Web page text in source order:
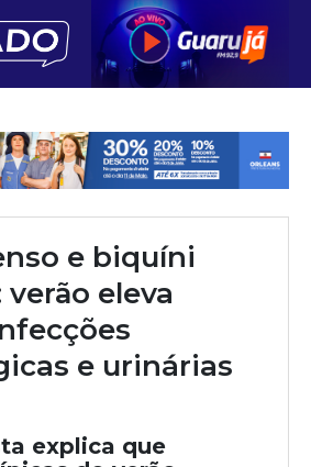
e biquíni
eleva
e urinárias
explica que